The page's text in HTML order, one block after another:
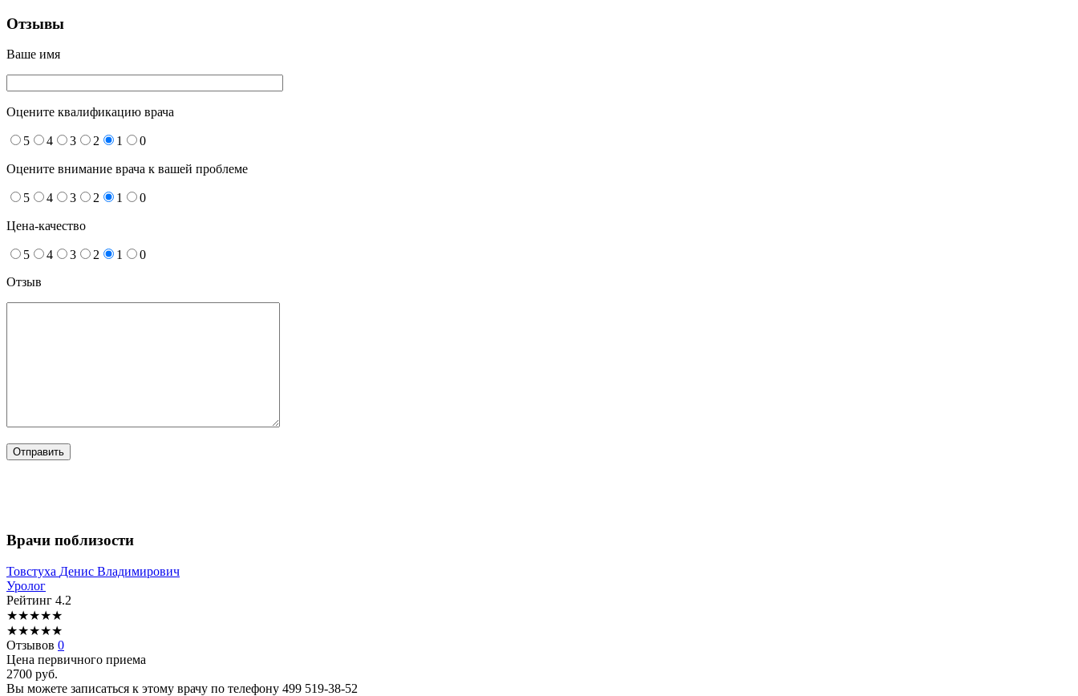
Отзывы
Ваше имя
Оцените квалификацию врача
5 4 3 2 1 0
Оцените внимание врача к вашей проблеме
5 4 3 2 1 0
Цена-качество
5 4 3 2 1
0
Отзыв
Врачи поблизости
Товстуха Денис Владимирович
Уролог
Рейтинг 4.2
★★★★★
★★★★★
Отзывов 0
Цена первичного приема
2700 руб.
Вы можете записаться к этому врачу по телефону 499 519-38-52